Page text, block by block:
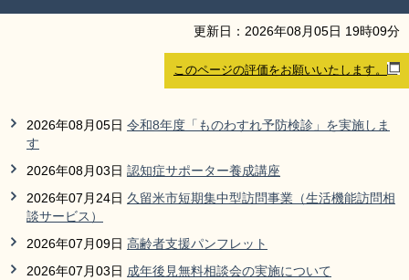
組織から探す
リンク集 利用ガイド
RSS プライバシーポリシー
サイトについて
更新日： 2026年08月05日 19時09分
このページの評価をお願いいたします。
2026年08月05日 令和8年度「ものわすれ予防検診」を実施しま
す
2026年08月03日 認知症サポーター養成講座
2026年07月24日 久留米市短期集中型訪問事業（生活機能訪問相
談サービス）
2026年07月09日 高齢者支援パンフレット
2026年07月03日 成年後見無料相談会の実施について